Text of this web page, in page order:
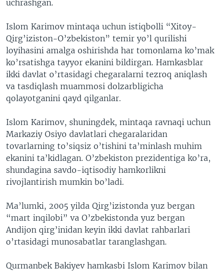
MOBIL-SALOM!
VIDEO
XABARLAR SURATLARDA
INSTAGRAM
ODNOKLASSNIKI
TELEGRAM
TWITTER
SOUNDCLOUD
Learning English
VOA
uchrashgan.
Islom Karimov mintaqa uchun istiqbolli “Xitoy-
Qirg’iziston-O’zbekiston” temir yo’l qurilishi
loyihasini amalga oshirishda har tomonlama ko’mak
ko’rsatishga tayyor ekanini bildirgan. Hamkasblar
ikki davlat o’rtasidagi chegaralarni tezroq aniqlash
va tasdiqlash muammosi dolzarbligicha
qolayotganini qayd qilganlar.
Islom Karimov, shuningdek, mintaqa ravnaqi uchun
Markaziy Osiyo davlatlari chegaralaridan
tovarlarning to’siqsiz o’tishini ta’minlash muhim
ekanini ta’kidlagan. O’zbekiston prezidentiga ko’ra,
shundagina savdo-iqtisodiy hamkorlikni
rivojlantirish mumkin bo’ladi.
Ma’lumki, 2005 yilda Qirg’izistonda yuz bergan
“mart inqilobi” va O’zbekistonda yuz bergan
Andijon qirg’inidan keyin ikki davlat rahbarlari
o’rtasidagi munosabatlar taranglashgan.
Qurmanbek Bakiyev hamkasbi Islom Karimov bilan